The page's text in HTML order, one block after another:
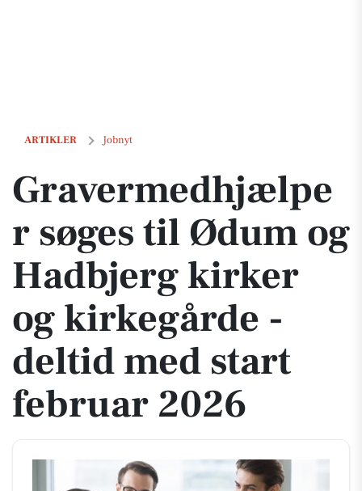
ARTIKLER Jobnyt
Gravermedhjælper søges til Ødum og Hadbjerg kirker og kirkegårde
Gravermedhjælpe
r søges til Ødum og
Hadbjerg kirker
og kirkegårde -
deltid med start
februar 2026